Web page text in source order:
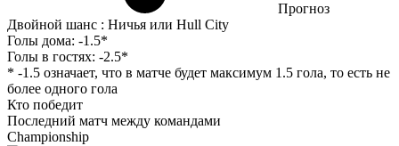
Прогноз
Двойной шанс : Ничья или Hull City
Голы дома: -1.5*
Голы в гостях: -2.5*
* -1.5 означает, что в матче будет максимум 1.5 гола, то есть не
более одного гола
Кто победит
Последний матч между командами
Championship